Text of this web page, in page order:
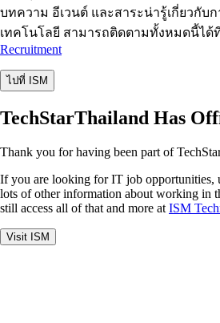
บทความ อีเวนต์ และสาระน่ารู้เกี่ยวกับ
เทคโนโลยี สามารถติดตามทั้งหมดนี้ได้
Recruitment
ไปที่ ISM
TechStarThailand Has
Thank you for having been part of
If you are looking for IT job opportunities,
lots of other information about working in
still access all of that and more at ISM
Visit ISM